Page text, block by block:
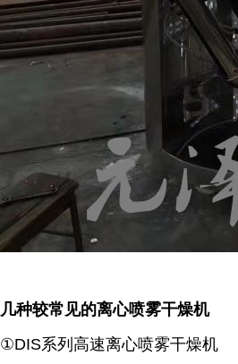
几种较常见的离心喷雾干燥机
①DIS系列高速离心喷雾干燥机